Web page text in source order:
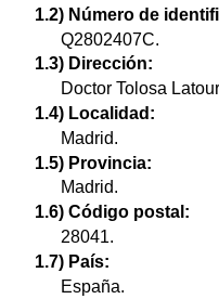
1.2) Número de
Q2802407C.
1.3) Dirección:
Doctor Tolosa
1.4) Localidad:
Madrid.
1.5) Provincia:
Madrid.
1.6) Código postal:
28041.
1.7) País:
España.